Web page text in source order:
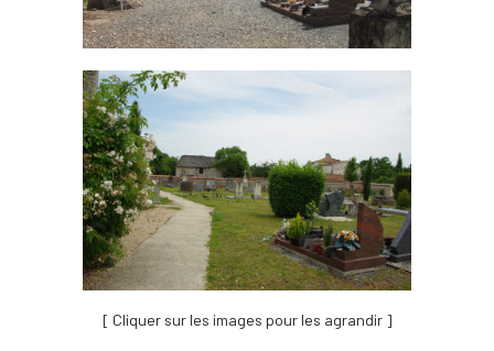
[ Cliquer sur les images pour les agrandir ]